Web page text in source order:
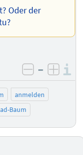
Oder der
negativ
–
anmelden
Baum